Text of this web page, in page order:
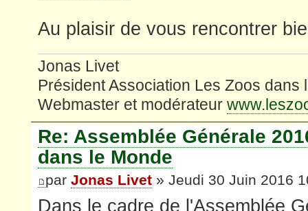
Au plaisir de vous rencontrer
Jonas Livet
Président Association Les Zoos dans
Webmaster et modérateur
Re: Assemblée Générale
dans le Monde
par Jonas Livet » Jeudi 30 Juin 2016
Dans le cadre de l'Assemblée